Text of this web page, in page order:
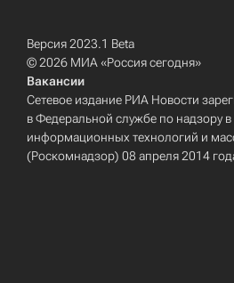
Версия 2023.1 Beta
© 2026 МИА «Россия сегодня»
Вакансии
Сетевое издание РИА Новости
в Федеральной службе по надзору в
информационных технологий и
(Роскомнадзор) 08 апреля 2014